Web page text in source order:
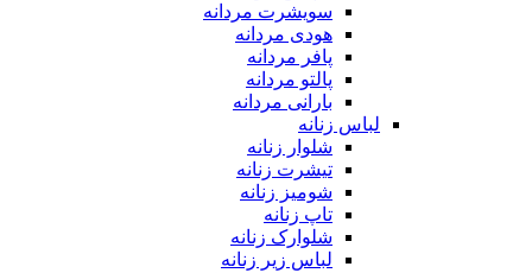
سویشرت مردانه
هودی مردانه
پافر مردانه
پالتو مردانه
بارانی مردانه
لباس زنانه
شلوار زنانه
تیشرت زنانه
شومیز زنانه
تاپ زنانه
شلوارک زنانه
لباس زیر زنانه